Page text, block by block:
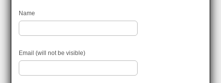
Name
Email (will not be visible)